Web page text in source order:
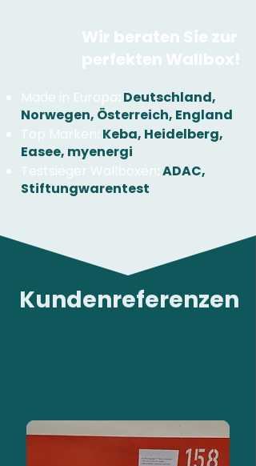
Wir beraten Sie zur
perfekten Wallbox!
Made in Europa: Deutschland,
Norwegen, Österreich, England
Top Marken: Keba, Heidelberg,
Easee, myenergi
Testsieger Wallboxen:ADAC,
Stiftungwarentest
Kundenreferenzen